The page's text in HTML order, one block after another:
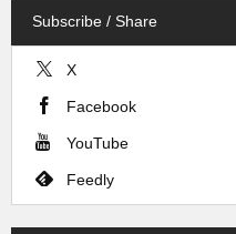
Subscribe / Share
X
Facebook
YouTube
Feedly